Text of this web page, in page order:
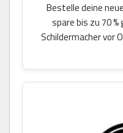
Bestelle deine
spare bis zu 70
Schildermacher vor